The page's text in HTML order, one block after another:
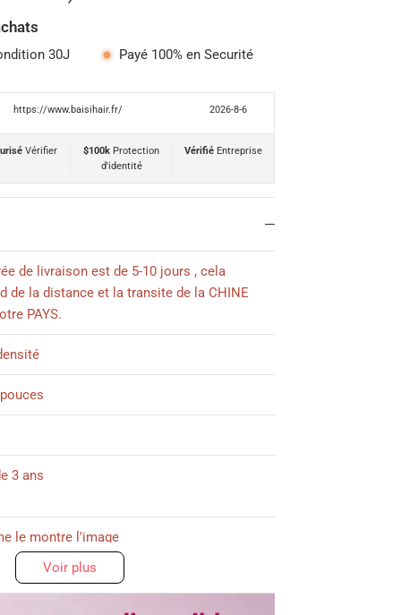
30J Payé 100% en Securité
https://www.baisihair.fr/ 2026-8-6
Vérifier $100k Protection
d'identité
Vérifié Entreprise
de livraison est de 5-10 jours , cela
de la distance et la transite de la CHINE
PAYS.
3 ans
le montre l'image
Voir plus